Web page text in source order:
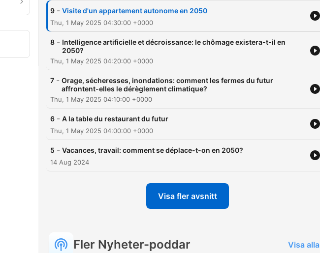
agriculture, logement,
notre reporter aborde un
contrainte de s'adapter.
9 - Visite d'un appartement autonome en 2050
Thu, 1 May 2025 04:30:00 +0000
8 - Intelligence artificielle et décroissance: le chômage existera-t-il en
2050?
Thu, 1 May 2025 04:20:00 +0000
7 - Orage, sécheresses, inondations: comment les fermes du futur
affrontent-elles le dérèglement climatique?
Thu, 1 May 2025 04:10:00 +0000
6 - A la table du restaurant du futur
Thu, 1 May 2025 04:00:00 +0000
5 - Vacances, travail: comment se déplace-t-on en 2050?
14 Aug 2024
Visa fler avsnitt
Fler Nyheter-poddar Visa alla